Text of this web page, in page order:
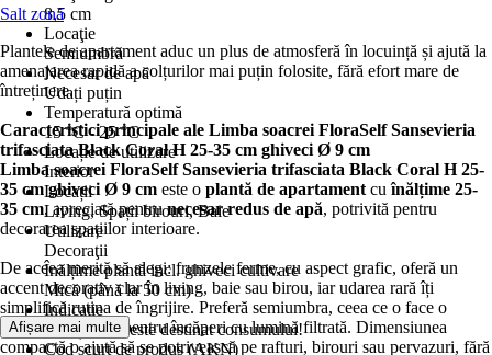
8,5 cm
Locaţie
Semiumbră
Necesar de apă
Udați puțin
Temperatură optimă
15 °C - 25 °C
Locație de utilizare
Interior
Locații
Living, Spații birouri, Baie
Utilizare
Decoraţii
Înălțime plantă incl. ghiveci cultivare
Mică (până la 50 cm)
Indicaţie
Atenție: Nu este destinat consumului!
Cod scurt de produs (AKN)
Salt zonă
Plantele de apartament aduc un plus de atmosferă în locuință și ajută la
amenajarea rapidă a colțurilor mai puțin folosite, fără efort mare de
întreținere.
Caracteristici principale ale Limba soacrei FloraSelf Sansevieria
trifasciata Black Coral H 25-35 cm ghiveci Ø 9 cm
Limba soacrei FloraSelf Sansevieria trifasciata Black Coral H 25-
35 cm ghiveci Ø 9 cm este o plantă de apartament cuînălțime 25-
35 cm, apreciată pentrunecesar redus de apă, potrivită pentru
decorarea spațiilor interioare.
De aceea merită să alegi: frunzele ferme, cu aspect grafic, oferă un
accent decorativ clar în living, baie sau birou, iar udarea rară îți
simplifică rutina de îngrijire. Preferă semiumbra, ceea ce o face o
alegere excelentă pentru încăperi cu lumină filtrată. Dimensiunea
compactă o ajută să se potrivească pe rafturi, birouri sau pervazuri, fără
Afișare mai multe